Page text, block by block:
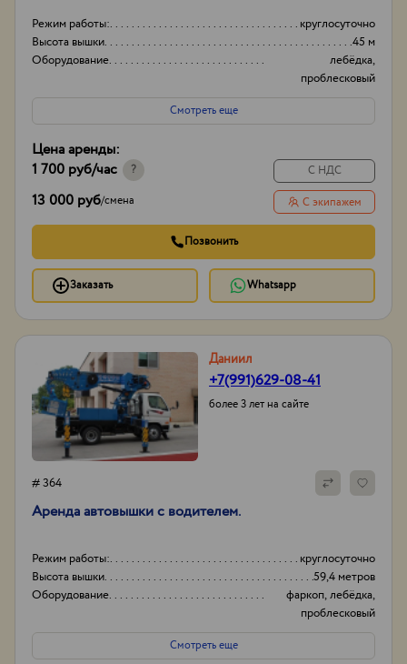
Режим работы:
круглосуточно
Высота вышки
45 м
Оборудование
лебёдка,
проблесковый
маячок.
Смотреть еще
Цена аренды:
1 700 руб/час ?
13 000 руб/смена
С НДС
С экипажем
Позвонить
Заказать Whatsapp
Даниил
+7(991)629-08-41
более 3 лет на сайте
# 364
Аренда автовышки с водителем.
Режим работы:
круглосуточно
Высота вышки
59,4 метров
Оборудование
фаркоп, лебёдка,
проблесковый
маячок,
Смотреть еще